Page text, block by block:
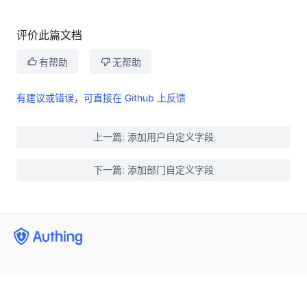
评价此篇文档
有帮助 无帮助
有建议或错误，可直接在 Github 上反馈
上一篇: 添加用户自定义字段
下一篇: 添加部门自定义字段